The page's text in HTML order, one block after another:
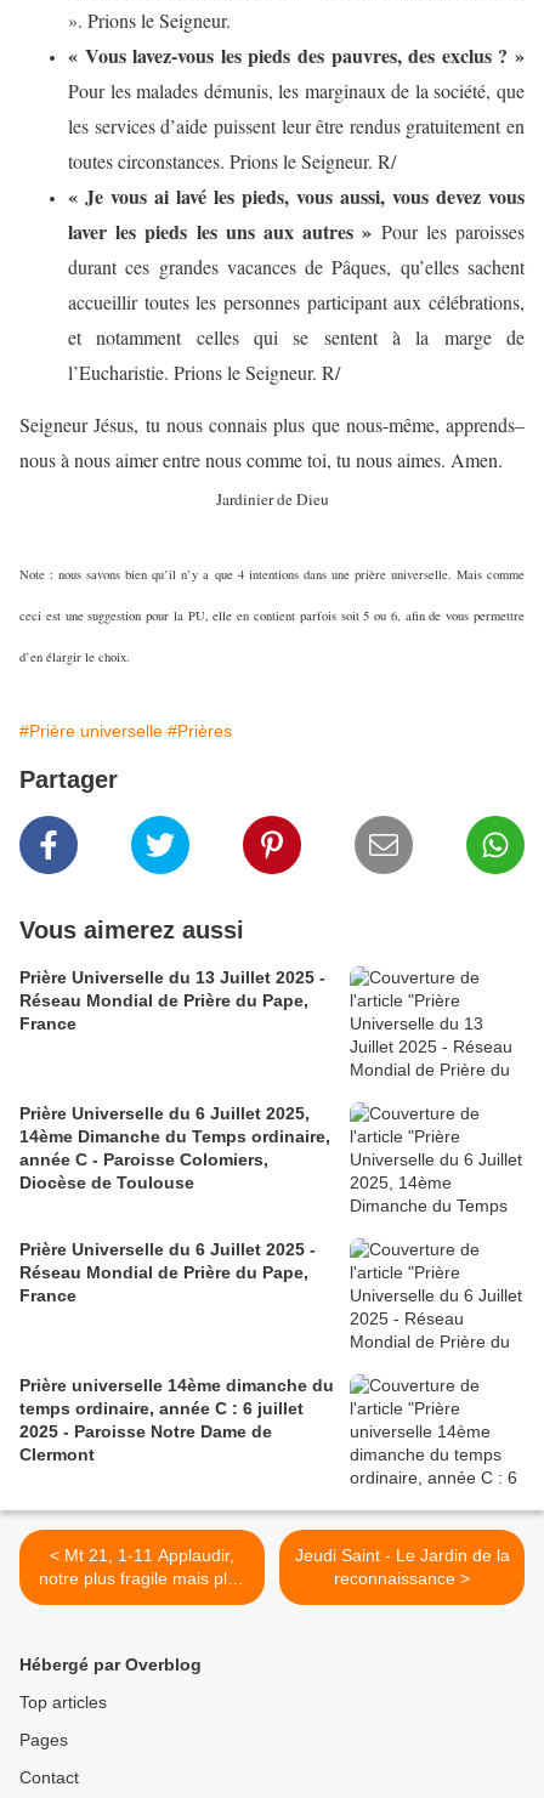
». Prions le Seigneur.
« Vous lavez-vous les pieds des pauvres, des exclus ? »
Pour les malades démunis, les marginaux de la société, que
les services d’aide puissent leur être rendus gratuitement en
toutes circonstances. Prions le Seigneur. R/
« Je vous ai lavé les pieds, vous aussi, vous devez vous
laver les pieds les uns aux autres » Pour les paroisses
durant ces grandes vacances de Pâques, qu’elles sachent
accueillir toutes les personnes participant aux célébrations,
et notamment celles qui se sentent à la marge de
l’Eucharistie. Prions le Seigneur. R/
Seigneur Jésus, tu nous connais plus que nous-même, apprends–
nous à nous aimer entre nous comme toi, tu nous aimes. Amen.
Jardinier de Dieu
Note : nous savons bien qu’il n’y a que 4 intentions dans une prière universelle. Mais comme
ceci est une suggestion pour la PU, elle en contient parfois soit 5 ou 6, afin de vous permettre
d’en élargir le choix.
#Prière universelle #Prières
Partager
Vous aimerez aussi
Prière Universelle du 13 Juillet 2025 -
Réseau Mondial de Prière du Pape,
France
Prière Universelle du 6 Juillet 2025,
14ème Dimanche du Temps ordinaire,
année C - Paroisse Colomiers,
Diocèse de Toulouse
Prière Universelle du 6 Juillet 2025 -
Réseau Mondial de Prière du Pape,
France
Prière universelle 14ème dimanche du
temps ordinaire, année C : 6 juillet
2025 - Paroisse Notre Dame de
Clermont
< Mt 21, 1-11 Applaudir,
notre plus fragile mais plus
solide geste barrière
Jeudi Saint - Le Jardin de la
reconnaissance >
Hébergé par Overblog
Top articles
Pages
Contact